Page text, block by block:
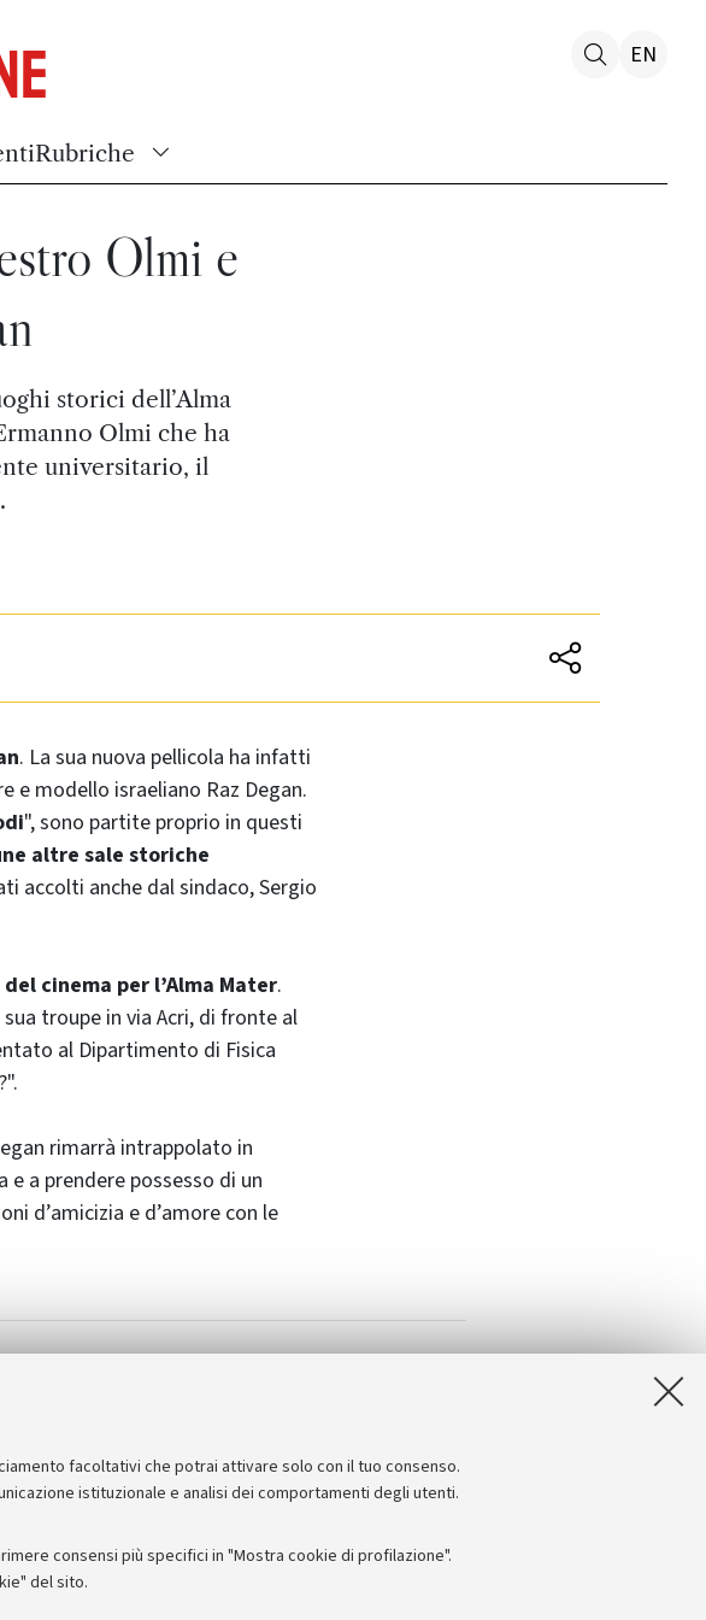
facoltativi che potrai attivare solo con il tuo consenso.
istituzionale e analisi dei comportamenti degli utenti.
consensi più specifici in "Mostra cookie di profilazione".
del sito.
Rubriche
EN
Olmi e
storici dell’Alma
Olmi che ha
universitario, il
. La sua nuova pellicola ha infatti
e modello israeliano Raz Degan.
", sono partite proprio in questi
altre sale storiche
accolti anche dal sindaco, Sergio
cinema per l’Alma Mater.
troupe in via Acri, di fronte al
al Dipartimento di Fisica
rimarrà intrappolato in
a prendere possesso di un
d’amicizia e d’amore con le